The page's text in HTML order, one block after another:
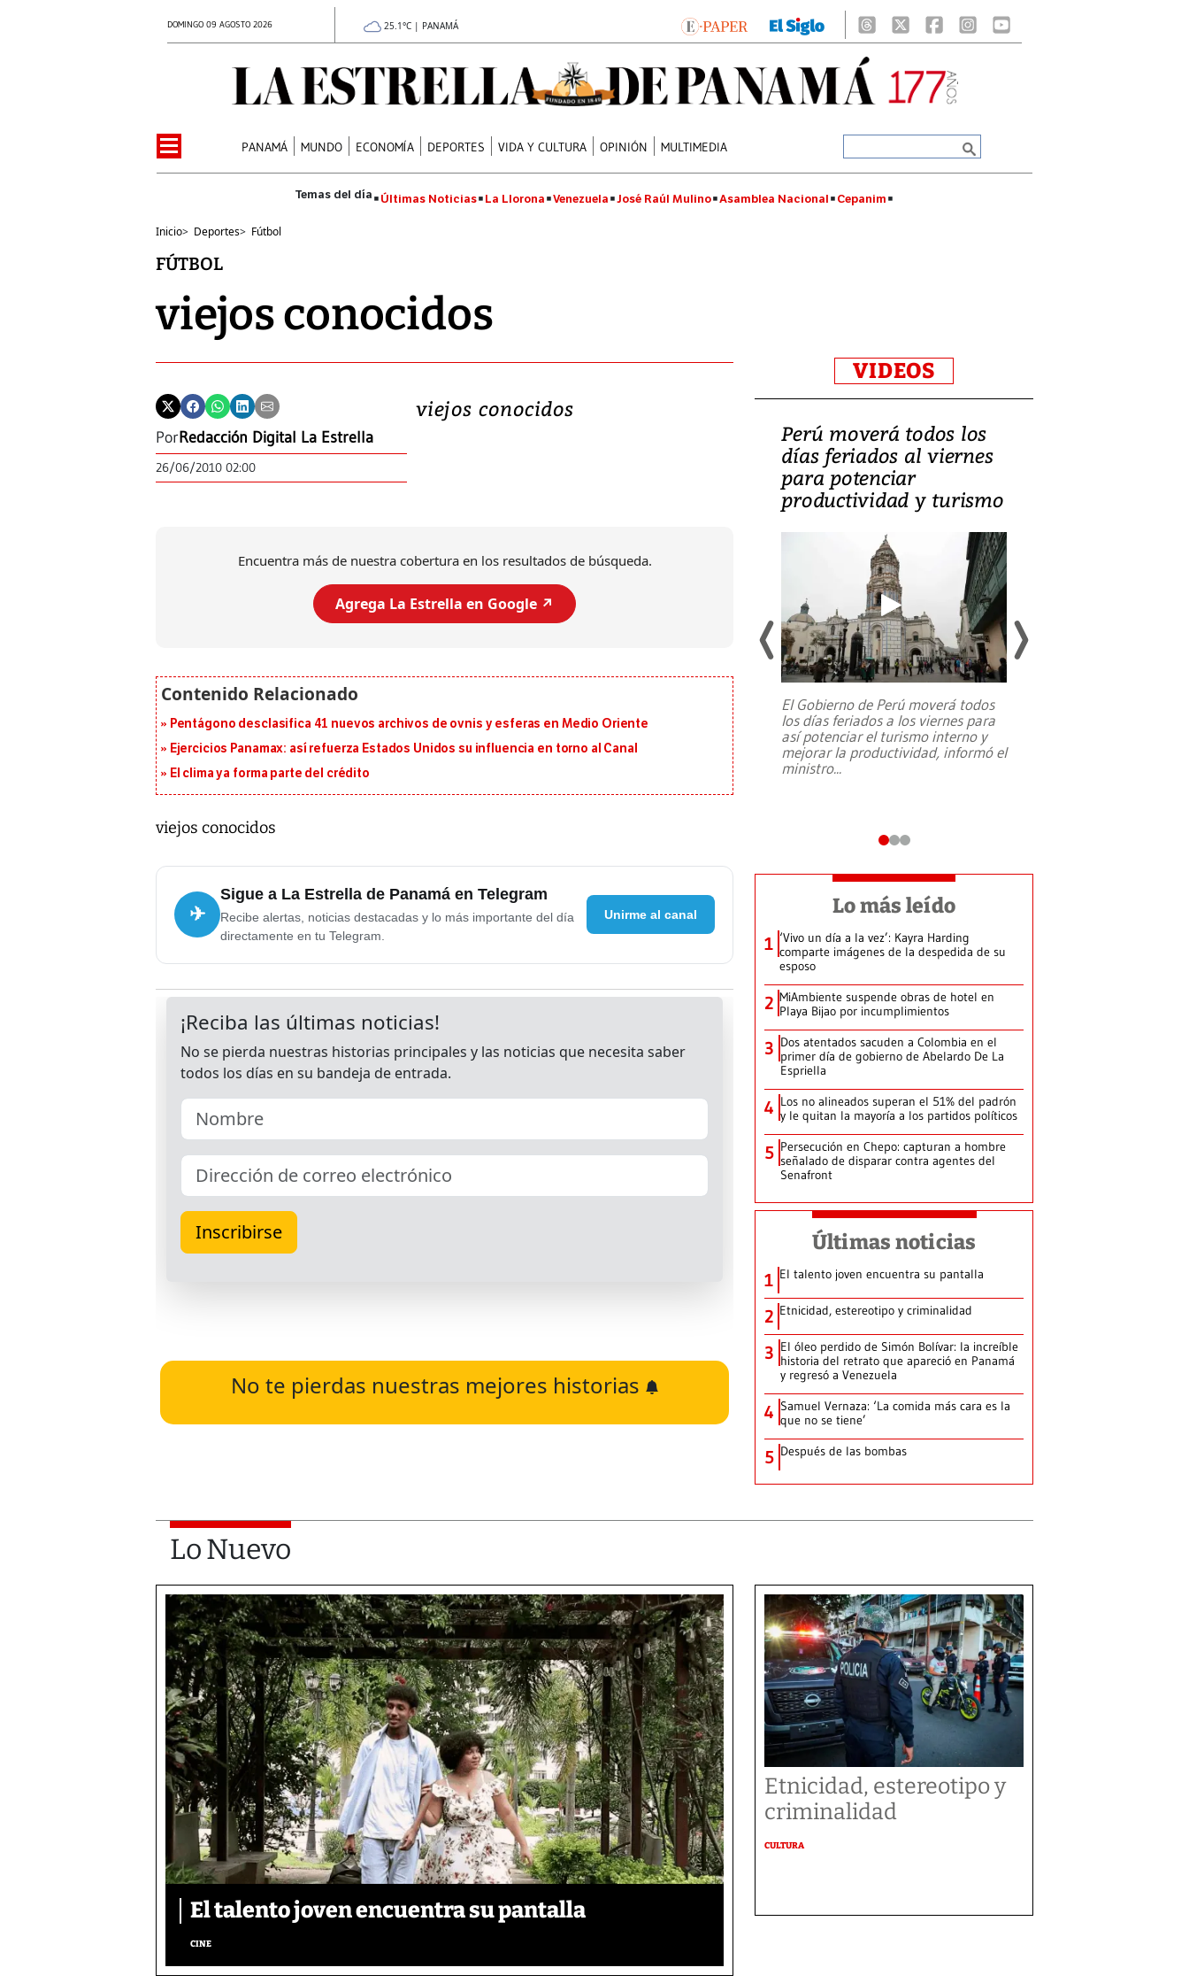
DOMINGO 09 AGOSTO 2026 25.1°C | PANAMÁ
PANAMÁ MUNDO ECONOMÍA DEPORTES VIDA Y CULTURA OPINIÓN MULTIMEDIA
Últimas Noticias La Llorona Venezuela José Raúl Mulino Asamblea Nacional Cepanim
Inicio> Deportes> Fútbol
FÚTBOL
viejos conocidos
PorRedacción Digital La Estrella
26/06/2010 02:00
viejos conocidos
Encuentra más de nuestra cobertura en los resultados de búsqueda.
Agrega La Estrella en Google ↗️
Pentágono desclasifica 41 nuevos archivos de ovnis y esferas en Medio Oriente
Ejercicios Panamax: así refuerza Estados Unidos su influencia en torno al Canal
El clima ya forma parte del crédito
viejos conocidos
✈
Sigue a La Estrella de Panamá en Telegram
Recibe alertas, noticias destacadas y lo más importante del día
directamente en tu Telegram.
Unirme al canal
No te pierdas nuestras mejores historias
VIDEOS
Entre recuerdos y escuetas
referencias hacia sus adversarios, el
presidente de Brasil, Luiz Inácio Lula
candidatura...
Perú moverá todos los
días feriados al viernes
para potenciar
productividad y turismo
El Gobierno de Perú moverá todos
los días feriados a los viernes para
así potenciar el turismo interno y
mejorar la productividad, informó el
ministro...
Lo más leído
1 ‘Vivo un día a la vez’: Kayra Harding
comparte imágenes de la despedida de su
esposo
2 MiAmbiente suspende obras de hotel en
Playa Bijao por incumplimientos
3 Dos atentados sacuden a Colombia en el
primer día de gobierno de Abelardo De La
Espriella
4 Los no alineados superan el 51% del padrón
y le quitan la mayoría a los partidos políticos
5 Persecución en Chepo: capturan a hombre
señalado de disparar contra agentes del
Senafront
Últimas noticias
1 El talento joven encuentra su pantalla​
2 Etnicidad, estereotipo y criminalidad
3 El óleo perdido de Simón Bolívar: la increíble
historia del retrato que apareció en Panamá
y regresó a Venezuela
4 Samuel Vernaza: ‘La comida más cara es la
que no se tiene’
5 Después de las bombas
Lo Nuevo
El talento joven encuentra su pantalla​
CINE
Etnicidad, estereotipo y
criminalidad
CULTURA